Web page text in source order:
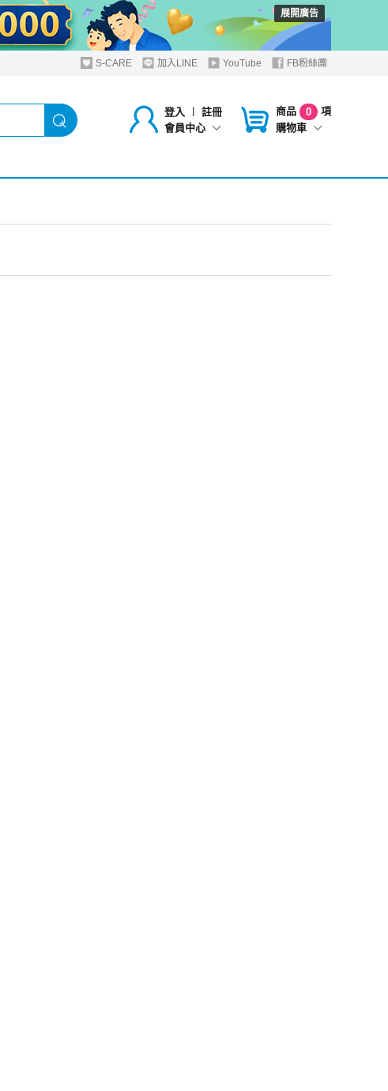
展開廣告
S-CARE 加入LINE YouTube FB粉絲團
登入 ︱
註冊
會員中心
商品 0
項
購物車